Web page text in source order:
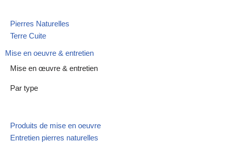
Pierres Naturelles
Terre Cuite
Mise en oeuvre & entretien
Mise en œuvre & entretien
Par type
Produits de mise en oeuvre
Entretien pierres naturelles